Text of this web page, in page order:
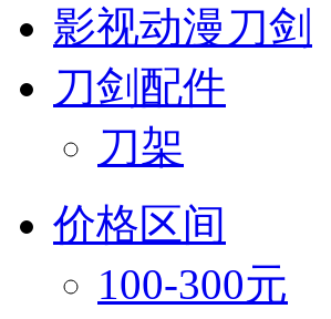
影视动漫刀剑
刀剑配件
刀架
价格区间
100-300元